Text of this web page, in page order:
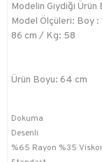
Modelin Giydiği Ürün
Model Ölçüleri: Boy
86 cm / Kg: 58
Ürün Boyu: 64 cm
Dokuma
Desenli
%65 Rayon %35